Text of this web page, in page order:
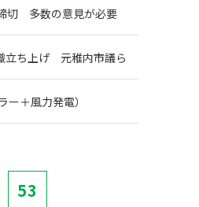
切 多数の意見が必要
立ち上げ 元稚内市議ら
＋風力発電）
53